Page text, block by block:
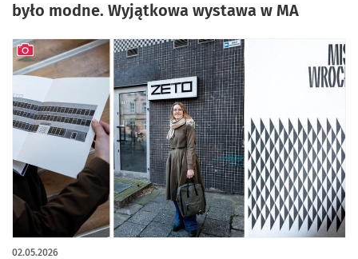
było modne. Wyjątkowa wystawa w MA
02.05.2026
artykuł z galerią zdjęć